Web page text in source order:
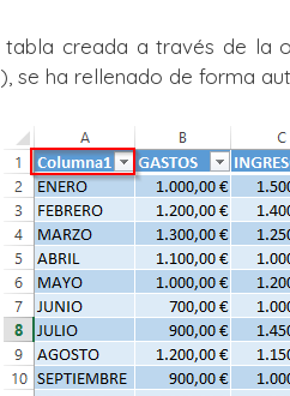
creada a través de la
se ha rellenado de forma